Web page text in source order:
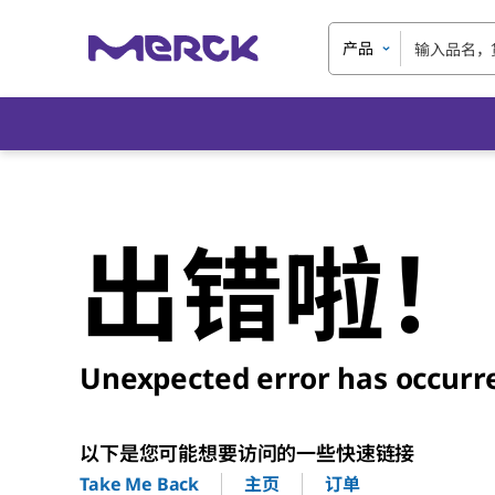
产品
出错啦！
Unexpected error has
以下是您可能想要访问的一些快速链接
Take Me Back 主页 订单